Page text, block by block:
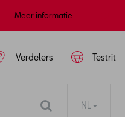
Meer informatie
Testrit
Verdelers
NL